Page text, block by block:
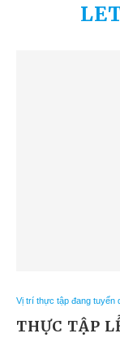
Vị trí thực tập đang tuyển
THỰC TẬP